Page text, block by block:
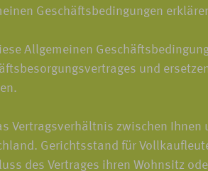
Geschäftsbedingungen
Allgemeinen
und
Vertragsverhältnis zwischen Ihnen
Gerichtsstand für
des Vertrages ihren Wohnsitz